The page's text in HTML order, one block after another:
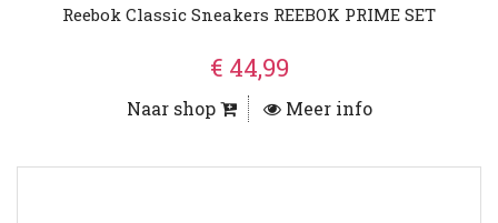
Reebok Classic Sneakers REEBOK PRIME SET
€ 44,99
Naar shop Meer info